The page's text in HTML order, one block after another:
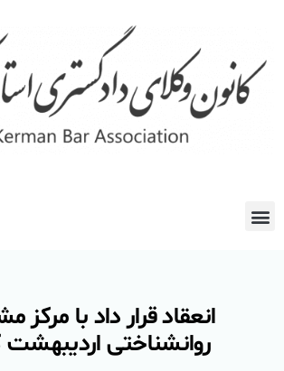
انعقاد قرار داد با مرکز
روانشناختی اردیبهشت